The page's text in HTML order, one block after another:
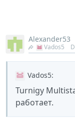
Alexander53
Vados5
Vados5:
Turnigy
работает.